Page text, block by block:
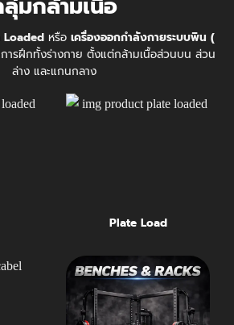
Loadedหรือ เครื่องออกกำลังกายระบบพิน (
รฝึกทั้งร่างกาย ตั้งแต่กล้ามเนื้อส่วนบน ส่วน
ล่าง และแกนกลาง
Plate Load